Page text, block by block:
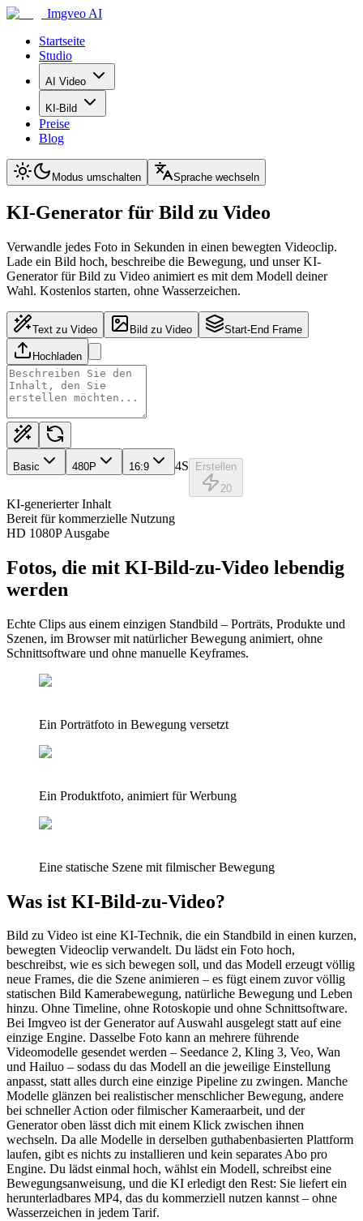
Imgveo AI
Startseite
Studio
AI Video
KI-Bild
Preise
Blog
Modus umschalten Sprache wechseln
KI-Generator für Bild zu Video
Verwandle jedes Foto in Sekunden in einen bewegten Videoclip.
Lade ein Bild hoch, beschreibe die Bewegung, und unser KI-
Generator für Bild zu Video animiert es mit dem Modell deiner
Wahl. Kostenlos starten, ohne Wasserzeichen.
Text zu Video Bild zu Video Start-End Frame
Hochladen
Basic 480P 16:9 4S
Erstellen
20
KI-generierter Inhalt
Bereit für kommerzielle Nutzung
HD 1080P Ausgabe
Fotos, die mit KI-Bild-zu-Video lebendig
werden
Echte Clips aus einem einzigen Standbild – Porträts, Produkte und
Szenen, im Browser mit natürlicher Bewegung animiert, ohne
Schnittsoftware und ohne manuelle Keyframes.
Ein Porträtfoto in Bewegung versetzt
Ein Produktfoto, animiert für Werbung
Eine statische Szene mit filmischer Bewegung
Was ist KI-Bild-zu-Video?
Bild zu Video ist eine KI-Technik, die ein Standbild in einen kurzen,
bewegten Videoclip verwandelt. Du lädst ein Foto hoch,
beschreibst, wie es sich bewegen soll, und das Modell erzeugt völlig
neue Frames, die die Szene animieren – es fügt einem zuvor völlig
statischen Bild Kamerabewegung, natürliche Bewegung und Leben
hinzu. Ohne Timeline, ohne Rotoskopie und ohne Schnittsoftware.
Bei Imgveo ist der Generator auf Auswahl ausgelegt statt auf eine
einzige Engine. Dasselbe Foto kann an mehrere führende
Videomodelle gesendet werden – Seedance 2, Kling 3, Veo, Wan
und Hailuo – sodass du das Modell an die jeweilige Einstellung
anpasst, statt alles durch eine einzige Pipeline zu zwingen. Manche
Modelle glänzen bei realistischer menschlicher Bewegung, andere
bei schneller Action oder filmischer Kameraarbeit, und der
Generator oben lässt dich mit einem Klick zwischen ihnen
wechseln. Da alle Modelle in derselben guthabenbasierten Plattform
laufen, gibt es nichts zu installieren und kein separates Abo pro
Engine. Du lädst einmal hoch, wählst ein Modell, schreibst eine
Bewegungsanweisung, und die KI erledigt den Rest: Sie liefert ein
herunterladbares MP4, das du kommerziell nutzen kannst – ohne
Wasserzeichen in jedem Tarif.